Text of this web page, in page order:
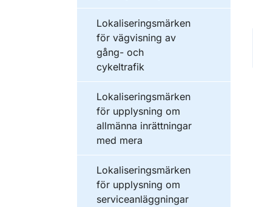
Lokaliseringsmärken
för vägvisning av
gång- och
cykeltrafik
Lokaliseringsmärken
för upplysning om
allmänna inrättningar
med mera
Lokaliseringsmärken
för upplysning om
serviceanläggningar